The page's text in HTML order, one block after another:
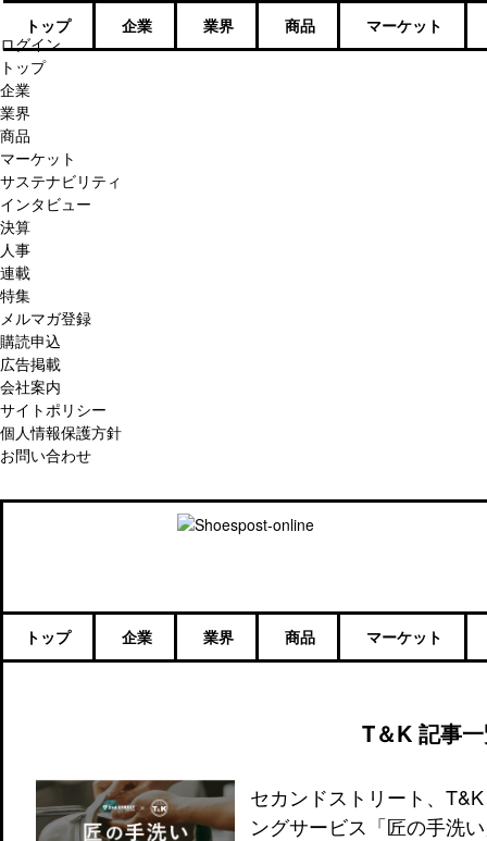
ログイン
トップ
企業
業界
商品
マーケット
サステナビリティ
インタビュー
決算
人事
連載
特集
メルマガ登録
購読申込
広告掲載
会社案内
サイトポリシー
個人情報保護方針
お問い合わせ
トップ 企業 業界 商品 マーケット
トップ 企業 業界 商品 マーケット
T＆K 記事
セカンドストリート、
ングサービス「匠の手洗